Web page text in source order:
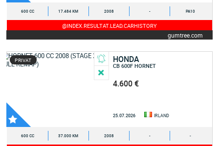
600 CC 17.484 KM 2008 - PA10
@INDEX.RESULTAT.LEAD.CARHISTORY
gumtree.com
PRIVAT HONDA
CB 600F HORNET
4.600 €
25.07.2026 IRLAND
600 CC 37.000 KM 2008 - -